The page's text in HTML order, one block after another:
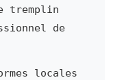
tremplin
de
locales